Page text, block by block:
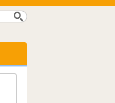
サ
検